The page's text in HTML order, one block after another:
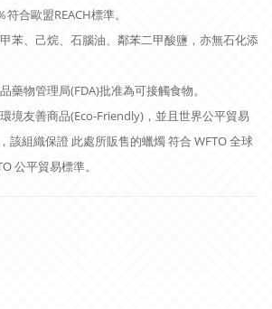
合歐盟REACH標準。
苯、己烷、石腦油、鄰苯二甲酸鹽，亦無石化添
藥物管理局(FDA)批准為可接觸食物。
境友善商品(Eco-Friendly)，並且世界公平貿易
該組織保證 此處所販售的蠟燭 符合 WFTO 全球
公平貿易標準。